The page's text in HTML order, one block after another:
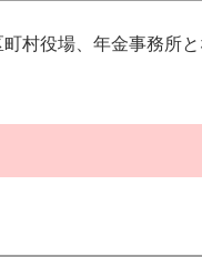
村役場、年金事務所と